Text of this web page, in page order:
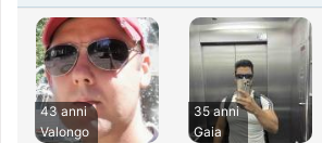
43 anni
Valongo
35 anni
Gaia